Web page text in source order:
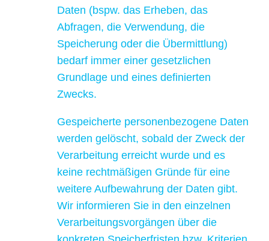
Daten (bspw. das Erheben, das
Abfragen, die Verwendung, die
Speicherung oder die Übermittlung)
bedarf immer einer gesetzlichen
Grundlage und eines definierten
Zwecks.
Gespeicherte personenbezogene Daten
werden gelöscht, sobald der Zweck der
Verarbeitung erreicht wurde und es
keine rechtmäßigen Gründe für eine
weitere Aufbewahrung der Daten gibt.
Wir informieren Sie in den einzelnen
Verarbeitungsvorgängen über die